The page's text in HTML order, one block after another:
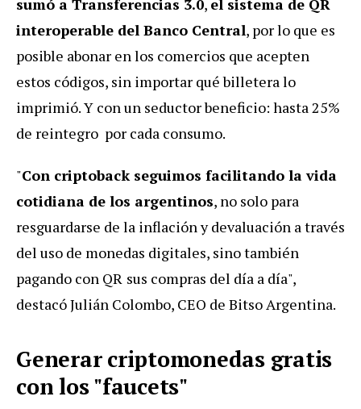
sumó a Transferencias 3.0, el sistema de QR
interoperable del Banco Central, por lo que es
posible abonar en los comercios que acepten
estos códigos, sin importar qué billetera lo
imprimió. Y con un seductor beneficio: hasta 25%
de reintegro por cada consumo.
"Con criptoback seguimos facilitando la vida
cotidiana de los argentinos, no solo para
resguardarse de la inflación y devaluación a través
del uso de monedas digitales, sino también
pagando con QR sus compras del día a día",
destacó Julián Colombo, CEO de Bitso Argentina.
Generar criptomonedas gratis
con los "faucets"